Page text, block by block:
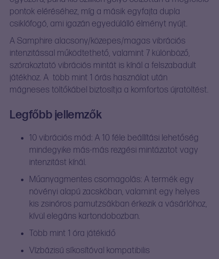
pontok eléréséhez, míg a másik egyfajta dupla
csiklófogó, ami igazán egyedülálló élményt nyújt.
A Samphire alacsony/közepes/magas vibrációs
intenzitással működtethető, valamint 7 különböző,
szórakoztató vibrációs mintát is kínál a felszabadult
játékhoz. A több mint 1 órás használat után
mágneses töltőkábel biztosítja a komfortos újratöltést.
Legfőbb jellemzők
10 vibrációs mód: A 10 féle beállítási lehetőség
mindegyike más-más rezgési mintázatot vagy
intenzitást kínál.
Műanyagmentes csomagolás: A termék egy
növényi alapú zacskóban, valamint egy helyes
kis zsinóros pamutzsákban érkezik a vásárlóhoz,
kívül elegáns kartondobozban.
Több mint 1 óra játékidő
Vízbázisú síkosítóval kompatibilis